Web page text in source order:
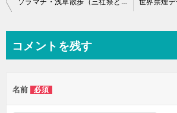
ビ
ー
コメントを残す
名前 必須